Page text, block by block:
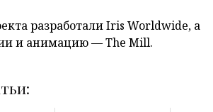
разработали Iris Worldwide, а
и анимацию — The Mill.